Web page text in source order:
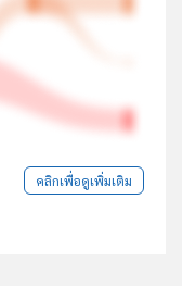
คลิกเพื่อดูเพิ่มเติม